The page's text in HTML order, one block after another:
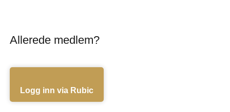
Allerede medlem?
Logg inn via Rubic